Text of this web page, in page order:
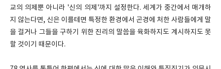
교의 의제뿐 아니라 '신의 의제'까지 설정한다. 세계가 중간에서 매개하
지 않는다면, 신은 이를테면 특정한 환경에서 곤경에 처한 사람들에게 말
을 걸거나 그들을 구하기 위한 진리의 말씀을 육화하지도 계시하지도 못
할 것이기 때문이다.